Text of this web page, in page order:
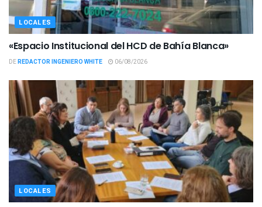
LOCALES
«Espacio Institucional del HCD de Bahía Blanca»
DEREDACTOR INGENIERO WHITE 06/08/2026
LOCALES